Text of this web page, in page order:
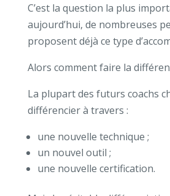
C’est la question la plus
aujourd’hui, de nombreuses
proposent déjà ce type
Alors comment faire la
La plupart des futurs coachs
différencier à travers :
une nouvelle technique ;
un nouvel outil ;
une nouvelle certification.